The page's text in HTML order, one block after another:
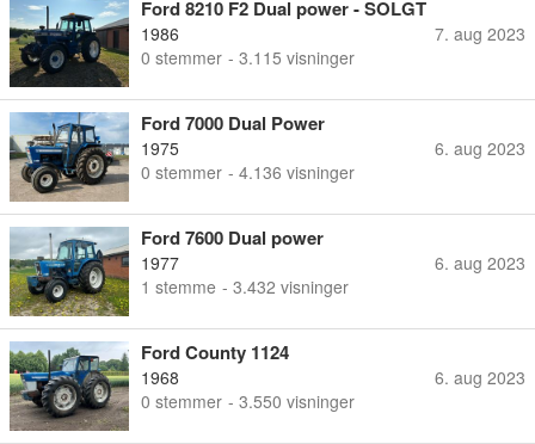
Ford 8210 F2 Dual power - SOLGT
1986
0 stemmer - 3.115 visninger
7. aug 2023
Ford 7000 Dual Power
1975
0 stemmer - 4.136 visninger
6. aug 2023
Ford 7600 Dual power
1977
1 stemme - 3.432 visninger
6. aug 2023
Ford County 1124
1968
0 stemmer - 3.550 visninger
6. aug 2023